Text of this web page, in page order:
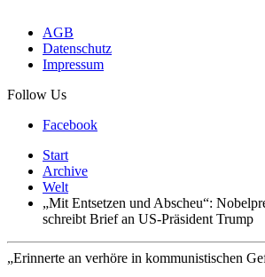
AGB
Datenschutz
Impressum
Follow Us
Facebook
Start
Archive
Welt
„Mit Entsetzen und Abscheu“:
schreibt Brief an US-Präsident Trump
„Erinnerte an verhöre in kommunistischen